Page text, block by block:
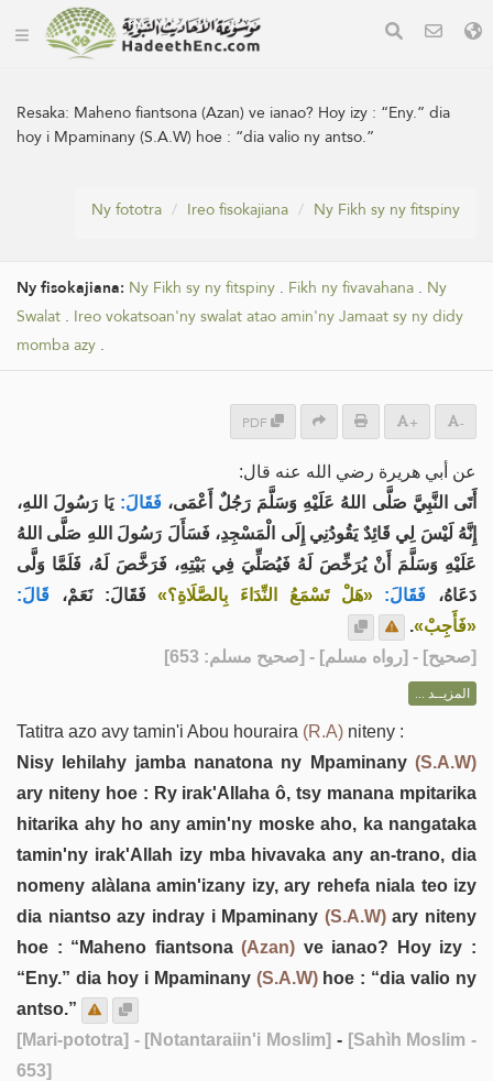
Resaka: Maheno fiantsona (Azan) ve ianao? Hoy izy : “Eny.” dia
hoy i Mpaminany (S.A.W) hoe : “dia valio ny antso.”
Ny fototra Ireo fisokajiana Ny Fikh sy ny fitspiny
Ny fisokajiana: Ny Fikh sy ny fitspiny . Fikh ny fivavahana . Ny
Swalat . Ireo vokatsoan'ny swalat atao amin'ny Jamaat sy ny didy
momba azy .
PDF + -
عن أبي هريرة رضي الله عنه قال:
أَتَى النَّبِيَّ صَلَّى اللهُ عَلَيْهِ وَسَلَّمَ رَجُلٌ أَعْمَى، فَقَالَ: يَا رَسُولَ اللهِ،
إِنَّهُ لَيْسَ لِي قَائِدٌ يَقُودُنِي إِلَى الْمَسْجِدِ، فَسَأَلَ رَسُولَ اللهِ صَلَّى اللهُ
عَلَيْهِ وَسَلَّمَ أَنْ يُرَخِّصَ لَهُ فَيُصَلِّيَ فِي بَيْتِهِ، فَرَخَّصَ لَهُ، فَلَمَّا وَلَّى
دَعَاهُ، فَقَالَ: «هَلْ تَسْمَعُ النِّدَاءَ بِالصَّلَاةِ؟»فَقَالَ: نَعَمْ، قَالَ:
«فَأَجِبْ».
[صحيح] - [رواه مسلم] - [صحيح مسلم: 653]
المزيــد ...
Tatitra azo avy tamin'i Abou houraira (R.A) niteny :
Nisy lehilahy jamba nanatona ny Mpaminany (S.A.W)
ary niteny hoe : Ry irak'Allaha ô, tsy manana mpitarika
hitarika ahy ho any amin'ny moske aho, ka nangataka
tamin'ny irak'Allah izy mba hivavaka any an-trano, dia
nomeny alàlana amin'izany izy, ary rehefa niala teo izy
dia niantso azy indray i Mpaminany (S.A.W)ary niteny
hoe : “Maheno fiantsona(Azan) ve ianao? Hoy izy :
“Eny.” dia hoy i Mpaminany (S.A.W)hoe : “dia valio ny
antso.”
[Mari-pototra] - [Notantaraiin'i Moslim] - [Sahìh Moslim -
653]